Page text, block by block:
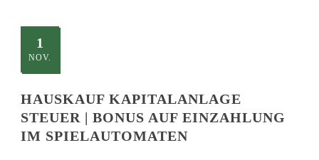
1
NOV.
HAUSKAUF KAPITALANLAGE
STEUER | BONUS AUF EINZAHLUNG
IM SPIELAUTOMATEN